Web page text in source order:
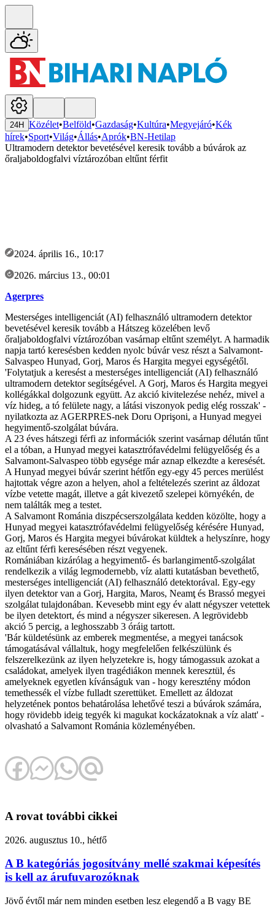
24H Közélet•Belföld•Gazdaság•Kultúra•Megyejáró•Kék
hírek•Sport•Világ•Állás•Aprók•BN-Hetilap
Ultramodern detektor bevetésével keresik tovább a búvárok az
őraljaboldogfalvi víztározóban eltűnt férfit
2024. április 16., 10:17
2026. március 13., 00:01
Agerpres
Mesterséges intelligenciát (AI) felhasználó ultramodern detektor
bevetésével keresik tovább a Hátszeg közelében levő
őraljaboldogfalvi víztározóban vasárnap eltűnt személyt. A harmadik
napja tartó keresésben kedden nyolc búvár vesz részt a Salvamont-
Salvaspeo Hunyad, Gorj, Maros és Hargita megyei egységétől.
'Folytatjuk a keresést a mesterséges intelligenciát (AI) felhasználó
ultramodern detektor segítségével. A Gorj, Maros és Hargita megyei
kollégákkal dolgozunk együtt. Az akció kivitelezése nehéz, mivel a
víz hideg, a tó felülete nagy, a látási viszonyok pedig elég rosszak' -
nyilatkozta az AGERPRES-nek Doru Oprişoni, a Hunyad megyei
hegyimentő-szolgálat búvára.
A 23 éves hátszegi férfi az információk szerint vasárnap délután tűnt
el a tóban, a Hunyad megyei katasztrófavédelmi felügyelőség és a
Salvamont-Salvaspeo több egysége már aznap elkezdte a keresését.
A Hunyad megyei búvár szerint hétfőn egy-egy 45 perces merülést
hajtottak végre azon a helyen, ahol a feltételezés szerint az áldozat
vízbe vetette magát, illetve a gát kivezető szelepei környékén, de
nem találták meg a testet.
A Salvamont Románia diszpécserszolgálata kedden közölte, hogy a
Hunyad megyei katasztrófavédelmi felügyelőség kérésére Hunyad,
Gorj, Maros és Hargita megyei búvárokat küldtek a helyszínre, hogy
az eltűnt férfi keresésében részt vegyenek.
Romániában kizárólag a hegyimentő- és barlangimentő-szolgálat
rendelkezik a világ legmodernebb, víz alatti kutatásban bevethető,
mesterséges intelligenciát (AI) felhasználó detektorával. Egy-egy
ilyen detektor van a Gorj, Hargita, Maros, Neamţ és Brassó megyei
szolgálat tulajdonában. Kevesebb mint egy év alatt négyszer vetettek
be ilyen detektort, és mind a négyszer sikeresen. A legrövidebb
akció 5 percig, a leghosszabb 3 óráig tartott.
'Bár küldetésünk az emberek megmentése, a megyei tanácsok
támogatásával vállaltuk, hogy megfelelően felkészülünk és
felszerelkezünk az ilyen helyzetekre is, hogy támogassuk azokat a
családokat, amelyek ilyen tragédiákon mennek keresztül, és
amelyeknek egyetlen kívánságuk van - hogy keresztény módon
temethessék el vízbe fulladt szerettüket. Emellett az áldozat
helyzetének pontos behatárolása lehetővé teszi a búvárok számára,
hogy rövidebb ideig tegyék ki magukat kockázatoknak a víz alatt' -
olvasható a Salvamont Románia közleményében.
A rovat további cikkei
2026. augusztus 10., hétfő
A B kategóriás jogosítvány mellé szakmai képesítés
is kell az árufuvarozóknak
Jövő évtől már nem minden esetben lesz elegendő a B vagy BE